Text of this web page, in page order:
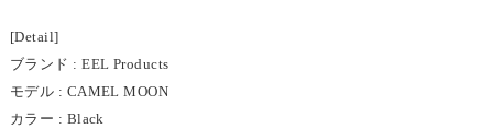
[Detail]
ブランド : EEL Products
モデル : CAMEL MOON
カラー : Black